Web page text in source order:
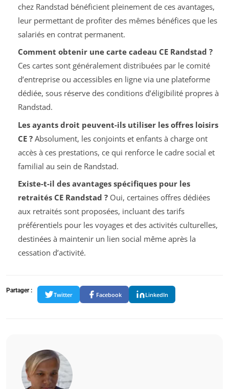
chez Randstad bénéficient pleinement de ces avantages,
leur permettant de profiter des mêmes bénéfices que les
salariés en contrat permanent.
Comment obtenir une carte cadeau CE Randstad ?
Ces cartes sont généralement distribuées par le comité
d’entreprise ou accessibles en ligne via une plateforme
dédiée, sous réserve des conditions d’éligibilité propres à
Randstad.
Les ayants droit peuvent-ils utiliser les offres loisirs
CE ?Absolument, les conjoints et enfants à charge ont
accès à ces prestations, ce qui renforce le cadre social et
familial au sein de Randstad.
Existe-t-il des avantages spécifiques pour les
retraités CE Randstad ?Oui, certaines offres dédiées
aux retraités sont proposées, incluant des tarifs
préférentiels pour les voyages et des activités culturelles,
destinées à maintenir un lien social même après la
cessation d’activité.
Partager :
Twitter Facebook LinkedIn